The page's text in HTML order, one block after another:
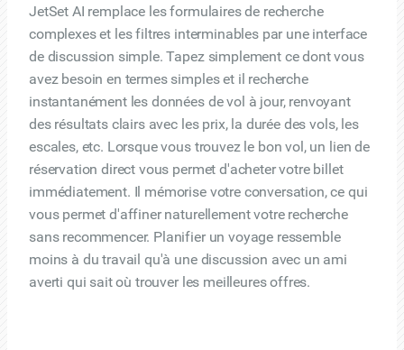
JetSet AI remplace les formulaires de recherche
complexes et les filtres interminables par une interface
de discussion simple. Tapez simplement ce dont vous
avez besoin en termes simples et il recherche
instantanément les données de vol à jour, renvoyant
des résultats clairs avec les prix, la durée des vols, les
escales, etc. Lorsque vous trouvez le bon vol, un lien de
réservation direct vous permet d'acheter votre billet
immédiatement. Il mémorise votre conversation, ce qui
vous permet d'affiner naturellement votre recherche
sans recommencer. Planifier un voyage ressemble
moins à du travail qu'à une discussion avec un ami
averti qui sait où trouver les meilleures offres.